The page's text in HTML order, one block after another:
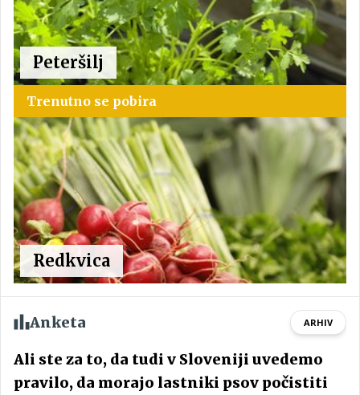
Peteršilj
Trenutno se pobira
Redkvica
Anketa ARHIV
Ali ste za to, da tudi v Sloveniji uvedemo
pravilo, da morajo lastniki psov počistiti